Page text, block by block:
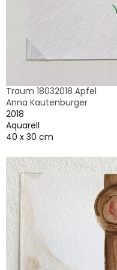
Traum 18032018 Äpfel
Anna Kautenburger
2018
Aquarell
40 x 30 cm